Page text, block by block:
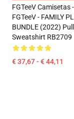
FGTeeV Camisetas
FGTeeV - FAMILY
BUNDLE (2022)
Sweatshirt RB2709
€ 37,67 - € 44,11